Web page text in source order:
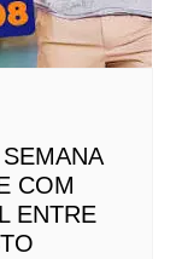
COM
ENTRE